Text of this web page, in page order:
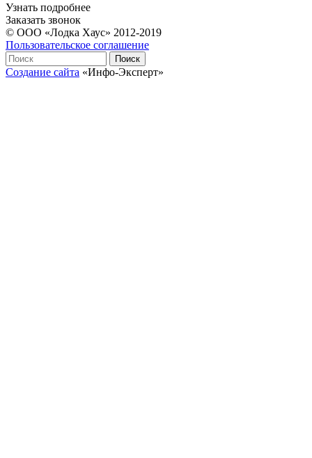
Узнать подробнее
Заказать звонок
© ООО «Лодка Хаус» 2012-2019
Пользовательское соглашение
Создание сайта «Инфо-Эксперт»